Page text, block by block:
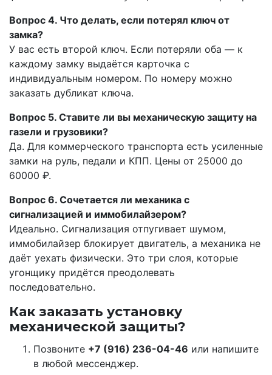
Вопрос 4. Что делать, если потерял ключ от
замка?
У вас есть второй ключ. Если потеряли оба — к
каждому замку выдаётся карточка с
индивидуальным номером. По номеру можно
заказать дубликат ключа.
Вопрос 5. Ставите ли вы механическую защиту на
газели и грузовики?
Да. Для коммерческого транспорта есть усиленные
замки на руль, педали и КПП. Цены от 25000 до
60000 ₽.
Вопрос 6. Сочетается ли механика с
сигнализацией и иммобилайзером?
Идеально. Сигнализация отпугивает шумом,
иммобилайзер блокирует двигатель, а механика не
даёт уехать физически. Это три слоя, которые
угонщику придётся преодолевать
последовательно.
Как заказать установку
механической защиты?
Позвоните +7 (916) 236-04-46 или напишите
в любой мессенджер.